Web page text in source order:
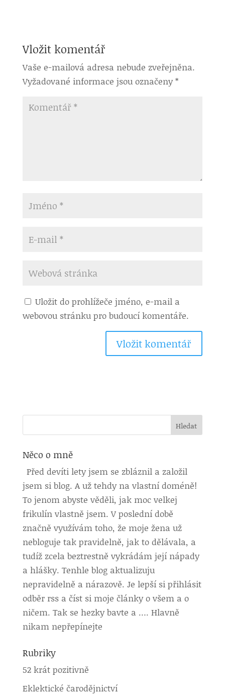
Vložit komentář
Vaše e-mailová adresa nebude zveřejněna.
Vyžadované informace jsou označeny*
Uložit do prohlížeče jméno, e-mail a
webovou stránku pro budoucí komentáře.
Něco o mně
Před devíti lety jsem se zbláznil a založil
jsem si blog. A už tehdy na vlastní doméně!
To jenom abyste věděli, jak moc velkej
frikulín vlastně jsem. V poslední době
značně využívám toho, že moje žena už
nebloguje tak pravidelně, jak to dělávala, a
tudíž zcela beztrestně vykrádám její nápady
a hlášky. Tenhle blog aktualizuju
nepravidelně a nárazově. Je lepší si přihlásit
odběr rss a číst si moje články o všem a o
ničem. Tak se hezky bavte a …. Hlavně
nikam nepřepínejte
Rubriky
52 krát pozitivně
Eklektické čarodějnictví